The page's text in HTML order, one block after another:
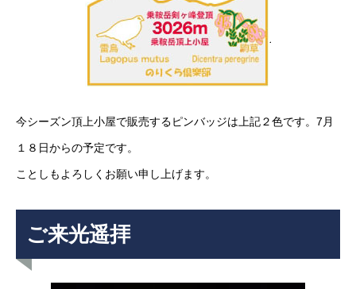
今シーズン頂上小屋で販売するピンバッジは上記２色です。7月
１８日からの予定です。
ことしもよろしくお願い申し上げます。
ご来光遥拝